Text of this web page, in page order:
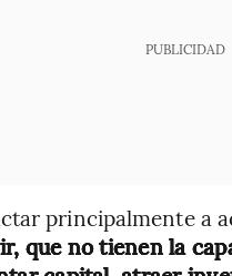
PUBLICIDAD
principalmente a
que no tienen la